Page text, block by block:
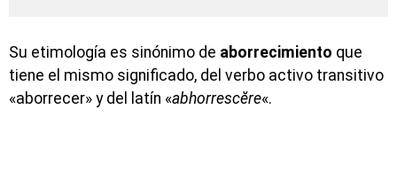
Su etimología es sinónimo de aborrecimiento que
tiene el mismo significado, del verbo activo transitivo
«aborrecer» y del latín «abhorrescĕre«.